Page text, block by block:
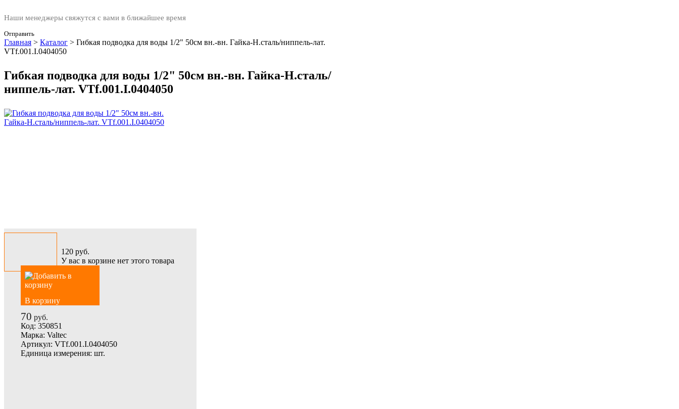
Наши менеджеры свяжутся с вами в ближайшее время
Отправить
Главная > Каталог > Гибкая подводка для воды 1/2" 50см вн.-вн. Гайка-Н.сталь/ниппель-лат.
VTf.001.I.0404050
Гибкая подводка для воды 1/2" 50см вн.-вн. Гайка-Н.сталь/
ниппель-лат. VTf.001.I.0404050
120 руб.
У вас в корзине нет этого товара
В корзину
70 руб.
Код: 350851
Марка: Valtec
Артикул: VTf.001.I.0404050
Единица измерения: шт.